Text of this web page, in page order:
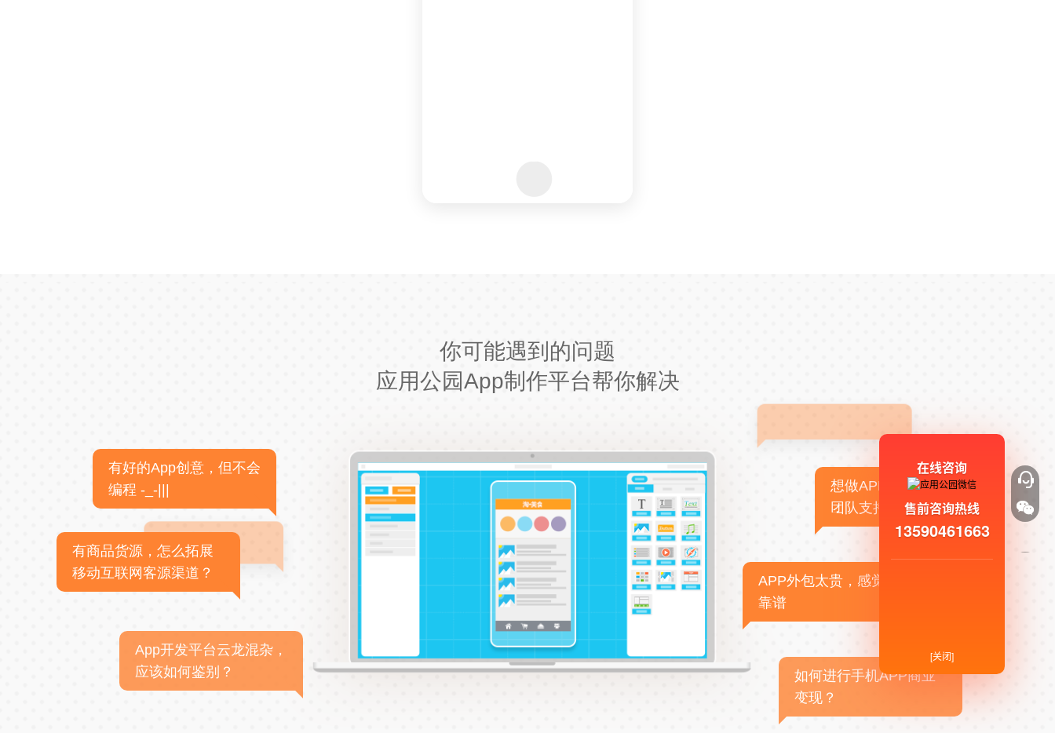
你可能遇到的问题
应用公园App制作平台帮你解决
有好的App创意，但不会
编程 -_-|||
有商品货源，怎么拓展
移动互联网客源渠道？
App开发平台云龙混杂，
应该如何鉴别？
想做APP，但没有技术
团队支持
APP外包太贵，感觉不
靠谱
如何进行手机APP商业
变现？
在线咨询
售前咨询热线
13590461663
[关闭]